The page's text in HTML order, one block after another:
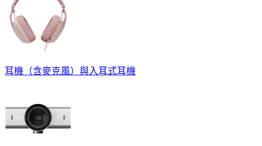
耳機（含麥克風）與入耳式耳機